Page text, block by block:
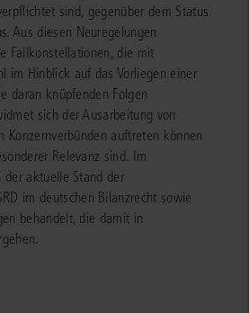
sind, gegenüber dem Status
Aus diesen Neuregelungen
Fallkonstellationen, die mit
im Hinblick auf das Vorliegen einer
daran knüpfenden Folgen
sich der Ausarbeitung von
Konzernverbünden auftreten können
Relevanz sind. Im
der aktuelle Stand der
im deutschen Bilanzrecht sowie
behandelt, die damit in